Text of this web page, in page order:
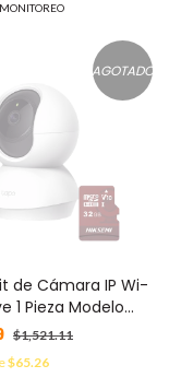
AGOTADO
de Cámara IP Wi-
1 Pieza Modelo
/ 2 Megapixel /
Tapo / 1
SD Hiksemi
$1,521.11
$65.26